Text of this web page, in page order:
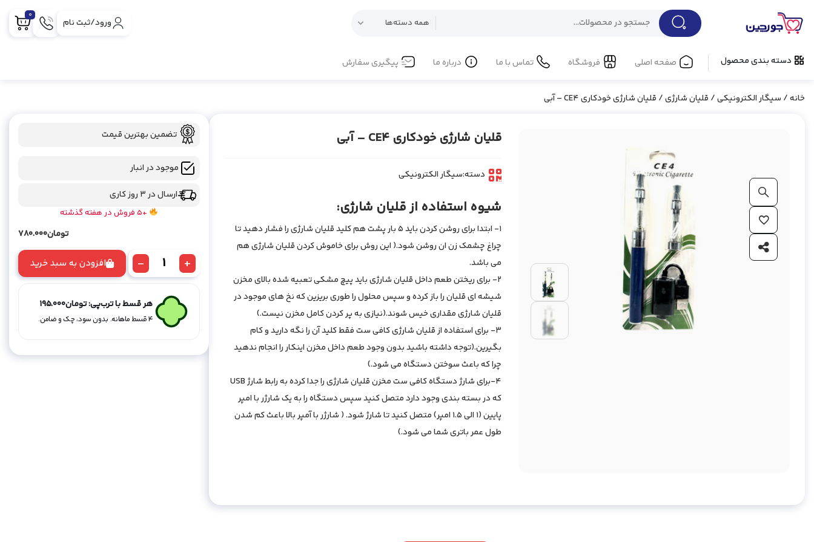
ورود/ثبت نام
0
دسته بندی محصول صفحه اصلی فروشگاه تماس با ما درباره ما پیگیری سفارش
خانه/ سیگار الکترونیکی/ قلیان شارژی/ قلیان شارژی خودکاری CE4 – آبی
افزودن به علاقه مندی ها
اشتراک گذاری محصول
قلیان شارژی خودکاری CE4 – آبی
دسته:سیگار الکترونیکی
شیوه استفاده از قلیان شارژی:
1- ابتدا برای روشن کردن باید 5 بار پشت هم کلید قلیان شارژی را فشار دهید تا
چراغ چشمک زن ان روشن شود.( این روش برای خاموش کردن قلیان شارژی هم
می باشد.
2- برای ریختن طعم داخل قلیان شارژی باید پیچ مشکی تعبیه شده بالای مخزن
شیشه ای قلیان را باز کرده و سپس محلول را طوری بریزین که نخ های موجود در
قلیان شارژی مقداری خیس شوند.(نیازی به پر کردن کامل مخزن نیست.)
3- برای استفاده از قلیان شارژی کافی ست فقط کلید آن را نگه دارید و کام
بگیرین.(توجه داشته باشید بدون وجود طعم داخل مخزن اینکار را انجام ندهید
چرا که باعث سوختن دستگاه می شود.)
4-برای شارژ دستگاه کافی ست مخزن قلیان شارژی را جدا کرده به رابط شارژ USB
که در بسته بندی وجود دارد متصل کنید سپس دستگاه را به یک شارژر با امپر
پایین (1 الی 1.5 امپر) متصل کنید تا شارژ شود. ( شارژر با آمپر بالا باعث کم شدن
طول عمر باتری شما می شود.)
تضمین بهترین قیمت
موجود در انبار
ارسال در 3 روز کاری
+5 فروش در هفته گذشته
تومان780.000
+
قلیان
شارژی
خودکاری
CE4
-
- افزودن به سبد خرید
هر قسط با ترب‌پی:تومان195.000
۴ قسط ماهانه. بدون سود، چک و ضامن.